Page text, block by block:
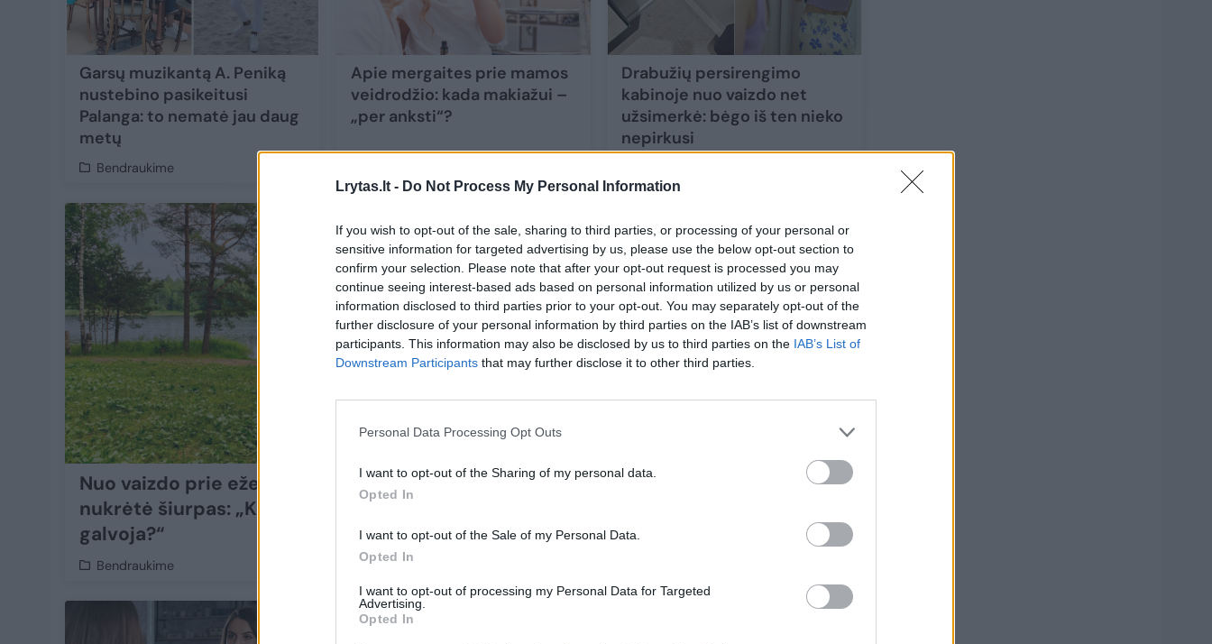
Lrytas.lt - Do Not Process My Personal Information
If you wish to opt-out of the sale, sharing to third parties, or processing of your personal or
sensitive information for targeted advertising by us, please use the below opt-out section to
confirm your selection. Please note that after your opt-out request is processed you may
continue seeing interest-based ads based on personal information utilized by us or personal
information disclosed to third parties prior to your opt-out. You may separately opt-out of the
further disclosure of your personal information by third parties on the IAB’s list of downstream
participants. This information may also be disclosed by us to third parties on the IAB’s List of
Downstream Participants that may further disclose it to other third parties.
Personal Data Processing Opt Outs
I want to opt-out of the Sharing of my personal data.
Opted In
I want to opt-out of the Sale of my Personal Data.
Opted In
I want to opt-out of processing my Personal Data for Targeted
Advertising.
Opted In
Garsų muzikantą A. Peniką
nustebino pasikeitusi
Palanga: to nematė jau daug
metų
Bendraukime
Apie mergaites prie mamos
veidrodžio: kada makiažui –
„per anksti“?
Drabužių persirengimo
kabinoje nuo vaizdo net
užsimerkė: bėgo iš ten nieko
nepirkusi
Nuo vaizdo prie ežero poilsiautoją
nukrėtė šiurpas: „Ką tėvai sau
galvoja?“
Bendraukime
Paaiškėjo konkurso „Žvaigždės nulėmė
istorija“ laimėtojai